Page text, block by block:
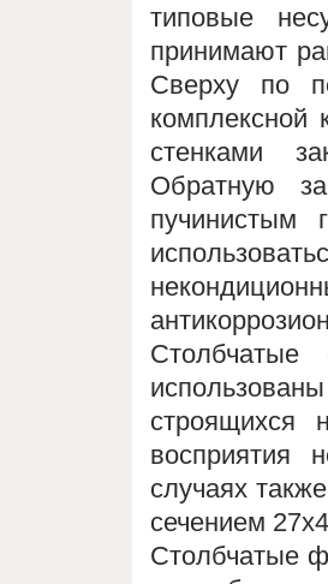
типовые
принимают
Сверху по
комплексной
стенками
Обратную
пучинистым
строящихся
восприятия
случаях
сечением
Столбчатые